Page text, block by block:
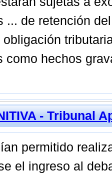
... de retención
como hechos
- Tribunal
permitido
el ingreso al